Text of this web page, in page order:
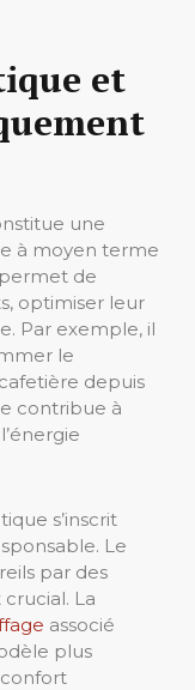
et
une
à moyen terme
de
optimiser leur
Par exemple, il
le
depuis
contribue à
s’inscrit
Le
par des
La
associé
plus